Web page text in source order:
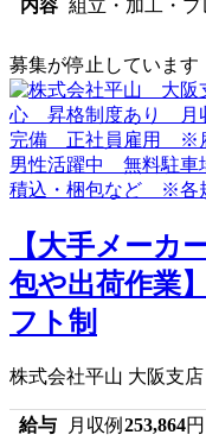
内容 組立・加工・プ
募集が停止しています
【大手メーカ
包や出荷作業
フト制
株式会社平山 大阪支店
給与 月収例 253,864円